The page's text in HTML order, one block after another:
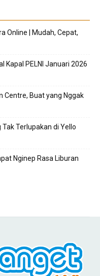
Online | Mudah, Cepat,
Kapal PELNI Januari 2026
Centre, Buat yang Nggak
Terlupakan di Yello
Nginep Rasa Liburan